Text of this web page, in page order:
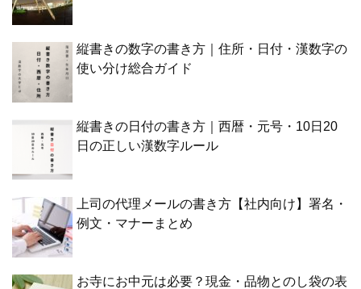
縦書きの数字の書き方｜住所・日付・漢数字の
使い分け総合ガイド
縦書きの日付の書き方｜西暦・元号・10日20
日の正しい漢数字ルール
上司の代理メールの書き方【社内向け】署名・
例文・マナーまとめ
お寺にお中元は必要？現金・品物とのし袋の表